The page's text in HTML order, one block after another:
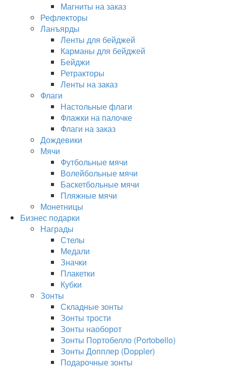
Магниты на заказ
Рефлекторы
Ланъярды
Ленты для бейджей
Карманы для бейджей
Бейджи
Ретракторы
Ленты на заказ
Флаги
Настольные флаги
Флажки на палочке
Флаги на заказ
Дождевики
Мячи
Футбольные мячи
Волейбольные мячи
Баскетбольные мячи
Пляжные мячи
Монетницы
Бизнес подарки
Награды
Стелы
Медали
Значки
Плакетки
Кубки
Зонты
Складные зонты
Зонты трости
Зонты наоборот
Зонты Портобелло (Portobello)
Зонты Допплер (Doppler)
Подарочные зонты